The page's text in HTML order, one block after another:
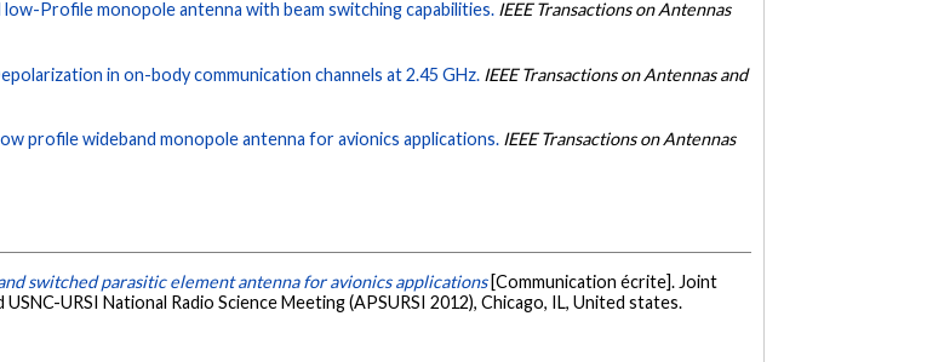
low-Profile monopole antenna with beam switching capabilities. IEEE Transactions on Antennas
in on-body communication channels at 2.45 GHz. IEEE Transactions on Antennas and
profile wideband monopole antenna for avionics applications. IEEE Transactions on Antennas
switched parasitic element antenna for avionics applications [Communication écrite]. Joint
URSI National Radio Science Meeting (APSURSI 2012), Chicago, IL, United states.